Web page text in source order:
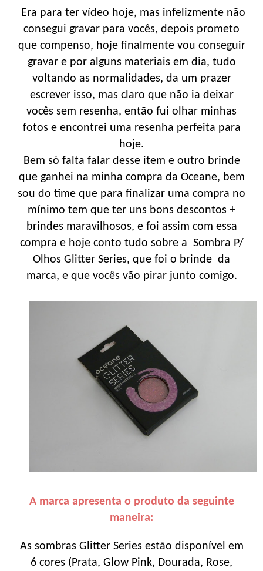
Era para ter vídeo hoje, mas infelizmente não
consegui gravar para vocês, depois prometo
que compenso, hoje finalmente vou conseguir
gravar e por alguns materiais em dia, tudo
voltando as normalidades, da um prazer
escrever isso, mas claro que não ia deixar
vocês sem resenha, então fui olhar minhas
fotos e encontrei uma resenha perfeita para
hoje.
Bem só falta falar desse item e outro brinde
que ganhei na minha compra da Oceane, bem
sou do time que para finalizar uma compra no
mínimo tem que ter uns bons descontos +
brindes maravilhosos, e foi assim com essa
compra e hoje conto tudo sobre a Sombra P/
Olhos Glitter Series, que foi o brinde da
marca, e que vocês vão pirar junto comigo.
A marca apresenta o produto da seguinte
maneira:
As sombras Glitter Series estão disponível em
6 cores (Prata, Glow Pink, Dourada, Rose,